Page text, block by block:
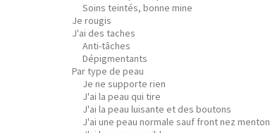
Soins teintés, bonne mine
Je rougis
J'ai des taches
Anti-tâches
Dépigmentants
Par type de peau
Je ne supporte rien
J'ai la peau qui tire
J'ai la peau luisante et des boutons
J'ai une peau normale sauf front nez menton